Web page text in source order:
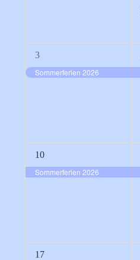
1
Veranstaltung,
3
Sommerferien 2026
1
Veranstaltung,
10
Sommerferien 2026
117